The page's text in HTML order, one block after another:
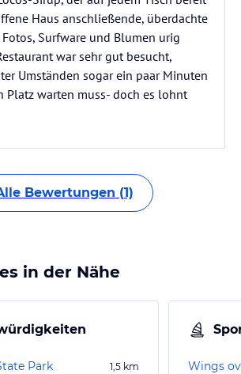
Haus anschließende, überdachte
Surfware und Blumen urig
war sehr gut besucht,
Umständen sogar ein paar Minuten
Platz warten muss- doch es lohnt
Bewertungen (1)
in der Nähe
Park 1,5 km Wings